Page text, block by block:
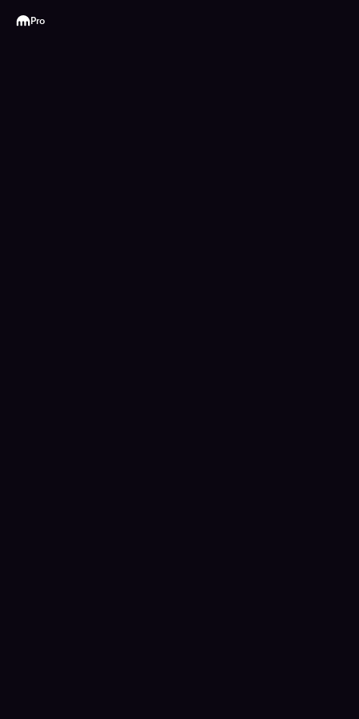
Kraken
Pro